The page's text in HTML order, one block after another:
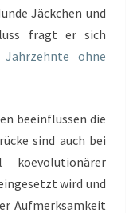
Jäckchen und
fragt er sich
ohne
beeinflussen die
sind auch bei
koevolutionärer
wird und
Aufmerksamkeit